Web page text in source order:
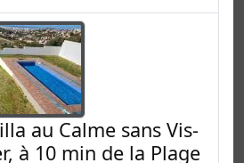
au Calme sans Vis-
à 10 min de la Plage